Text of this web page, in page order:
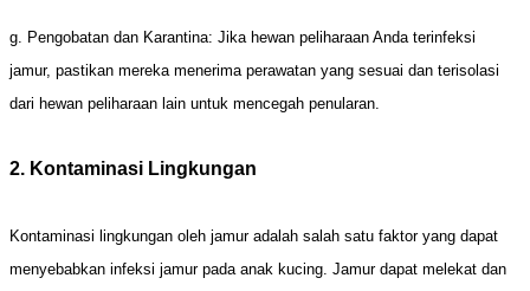
g. Pengobatan dan Karantina: Jika hewan peliharaan Anda terinfeksi
jamur, pastikan mereka menerima perawatan yang sesuai dan terisolasi
dari hewan peliharaan lain untuk mencegah penularan.
2. Kontaminasi Lingkungan
Kontaminasi lingkungan oleh jamur adalah salah satu faktor yang dapat
menyebabkan infeksi jamur pada anak kucing. Jamur dapat melekat dan